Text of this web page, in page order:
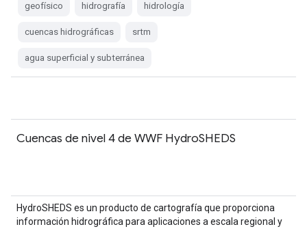
geofísico hidrografía hidrología
cuencas hidrográficas srtm
agua superficial y subterránea
Cuencas de nivel 4 de WWF HydroSHEDS
HydroSHEDS es un producto de cartografía que proporciona
información hidrográfica para aplicaciones a escala regional y